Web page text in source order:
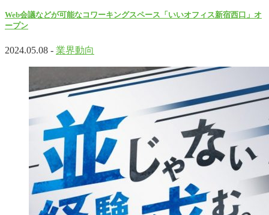
Web会議などが可能なコワーキングスペース「いいオフィス新宿西口」オ
ープン
2024.05.08 - 業界動向